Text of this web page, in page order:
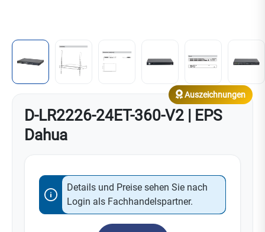
D-LR2226-24ET-360-V2 | EPS
Dahua
Auszeichnungen
Details und Preise sehen Sie nach
Login als Fachhandelspartner.